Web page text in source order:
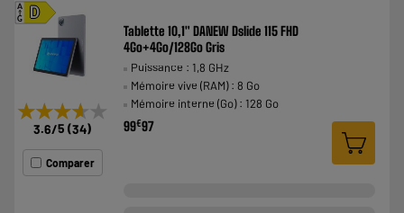
D
A
G
★★★★★
★★★★★
3.6/5 (34)
Comparer
Tablette 10,1" DANEW Dslide 115 FHD
4Go+4Go/128Go Gris
Puissance : 1,8 GHz
Mémoire vive (RAM) : 8 Go
Mémoire interne (Go) : 128 Go
99€97